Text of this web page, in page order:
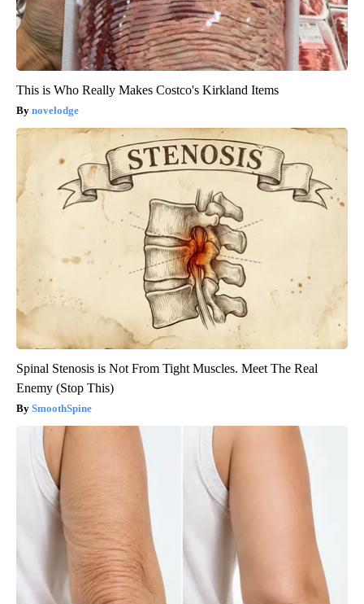
This is Who Really Makes Costco's Kirkland Items
novelodge
Spinal Stenosis is Not From Tight Muscles. Meet The Real
Enemy (Stop This)
SmoothSpine